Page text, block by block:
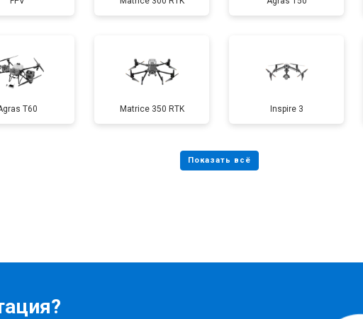
от 60 мин
T60 Matrice 350 RTK Inspire 3